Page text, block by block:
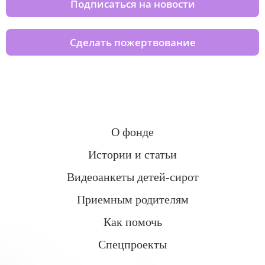
Подписаться на новости
Сделать пожертвование
О фонде
Истории и статьи
Видеоанкеты детей-сирот
Приемным родителям
Как помочь
Спецпроекты